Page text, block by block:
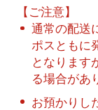
【ご注意】
通常の配送
ポスともに
となります
る場合があ
お預かりし